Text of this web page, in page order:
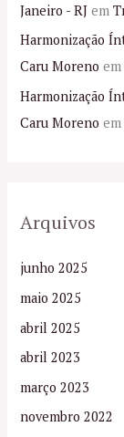
Janeiro - RJ em
Harmonização
Caru Moreno
Harmonização
Caru Moreno
Arquivos
junho 2025
maio 2025
abril 2025
abril 2023
março 2023
novembro 2022